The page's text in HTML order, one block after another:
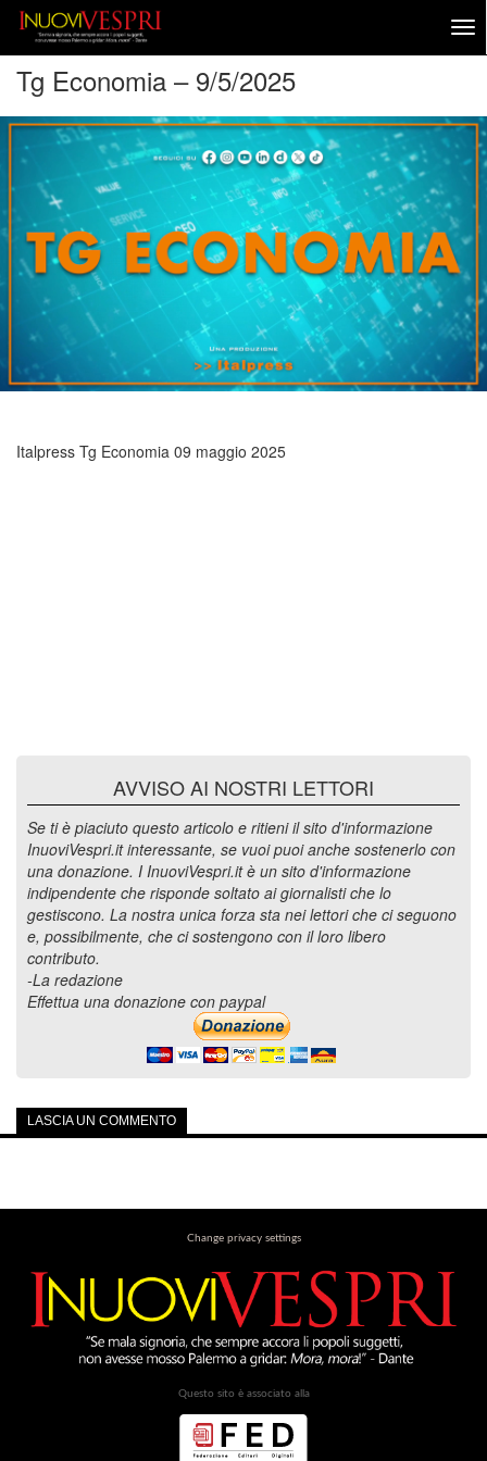
Tg Economia – 9/5/2025
Italpress Tg Economia 09 maggio 2025
AVVISO AI NOSTRI LETTORI
Se ti è piaciuto questo articolo e ritieni il sito d'informazione
InuoviVespri.it interessante, se vuoi puoi anche sostenerlo con
una donazione. I InuoviVespri.it è un sito d'informazione
indipendente che risponde soltato ai giornalisti che lo
gestiscono. La nostra unica forza sta nei lettori che ci seguono
e, possibilmente, che ci sostengono con il loro libero
contributo.
-La redazione
Effettua una donazione con paypal
LASCIA UN COMMENTO
Change privacy settings
Questo sito è associato alla